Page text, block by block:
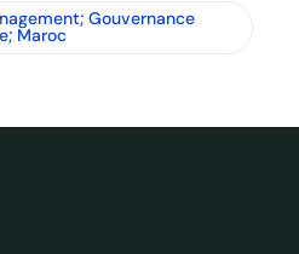
Gouvernance
Maroc